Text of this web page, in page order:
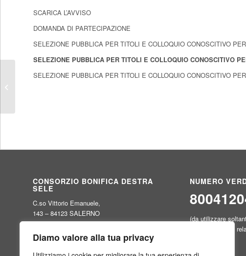
Diamo valore alla tua privacy
SCARICA L’AVVISO
DOMANDA DI PARTECIPAZIONE
SELEZIONE PUBBLICA PER TITOLI E COLLOQUIO CONOSCITIVO
SELEZIONE PUBBLICA PER TITOLI E COLLOQUIO CONOSCITIVO
SELEZIONE PUBBLICA PER TITOLI E COLLOQUIO CONOSCITIVO
CONSORZIO BONIFICA DESTRA
SELE
C.so Vittorio Emanuele,
143 – 84123 SALERNO
C.F.: 80000590655
Tel: 089224800 / 0892580429
NUMERO
(da utilizzare
per informazioni
“MANIFESTAZIONE DI INTERESSE